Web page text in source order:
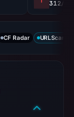
312/
CF Radar URLScan